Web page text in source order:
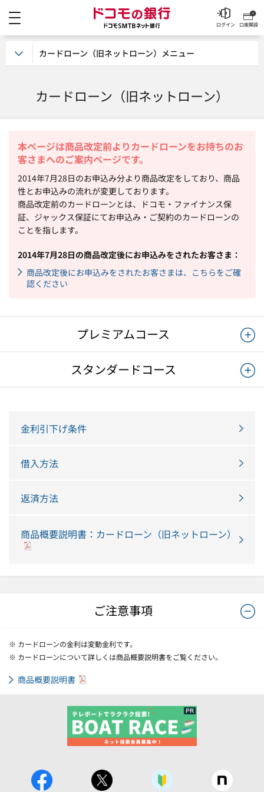
ドコモの銀行 ドコモ
口座開設
ログイン
カードローン（旧ネットローン）
本ページは商品改定前よりカードローンをお持ちのお
客さまへのご案内ページです。
2014年7月28日のお申込み分より商品改定をしており、商品
性とお申込みの流れが変更しております。
商品改定前のカードローンとは、ドコモ・ファイナンス保
証、ジャックス保証にてお申込み・ご契約のカードローンの
ことを指します。
2014年7月28日の商品改定後にお申込みをされたお客さま
商品改定後にお申込みをされたお客さまは、こちらをご確
認ください
プレミアムコース
スタンダードコース
金利引下げ条件
借入方法
返済方法
商品概要説明書：カードローン（旧ネットローン）
ご注意事項
※ カードローンの金利は変動金利です。
※ カードローンについて詳しくは商品概要説明書をご覧ください。
商品概要説明書
カードローン（旧ネットローン）メニュー